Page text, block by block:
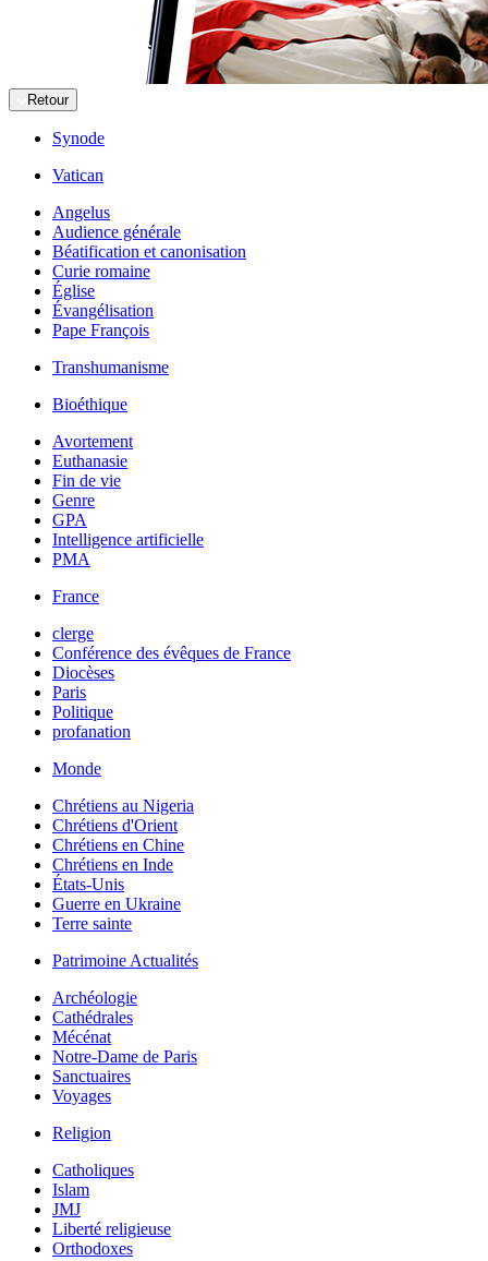
Retour
Synode
Vatican
Angelus
Audience générale
Béatification et canonisation
Curie romaine
Église
Évangélisation
Pape François
Transhumanisme
Bioéthique
Avortement
Euthanasie
Fin de vie
Genre
GPA
Intelligence artificielle
PMA
France
clerge
Conférence des évêques de France
Diocèses
Paris
Politique
profanation
Monde
Chrétiens au Nigeria
Chrétiens d'Orient
Chrétiens en Chine
Chrétiens en Inde
États-Unis
Guerre en Ukraine
Terre sainte
Patrimoine Actualités
Archéologie
Cathédrales
Mécénat
Notre-Dame de Paris
Sanctuaires
Voyages
Religion
Catholiques
Islam
JMJ
Liberté religieuse
Orthodoxes